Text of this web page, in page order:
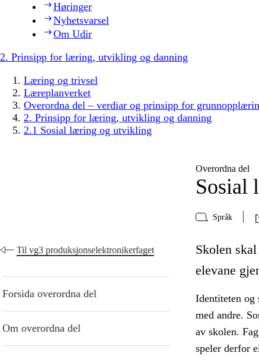
Høringer
Nyhetsvarsel
Om Udir
2. Prinsipp for læring, utvikling og danning
Læring og trivsel
Læreplanverket
Overordna del – verdiar og prinsipp for
2. Prinsipp for læring, utvikling og danning
2.1 Sosial læring og utvikling
Overordna del
Sosial
Språk
Til vg3 produksjonselektronikerfaget
Forsida overordna del
Om overordna del
Skolen
elevane
Identiteten og
med andre.
av skolen.
speler derfor